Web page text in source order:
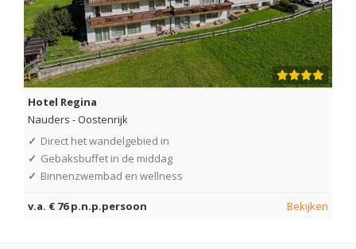
Hotel Regina
Nauders -Oostenrijk
✓ Direct het wandelgebied in
✓ Gebaksbuffet in de middag
✓ Binnenzwembad en wellness
v.a. € 76 p.n.p.persoon Bekijken